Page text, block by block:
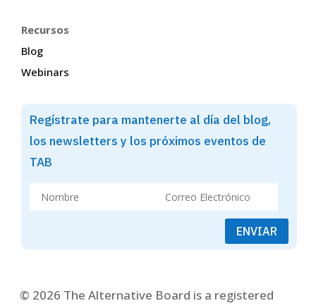
Recursos
Blog
Webinars
Regístrate para mantenerte al día del blog,
los newsletters y los próximos eventos de
TAB
ENVIAR
© 2026 The Alternative Board is a registered